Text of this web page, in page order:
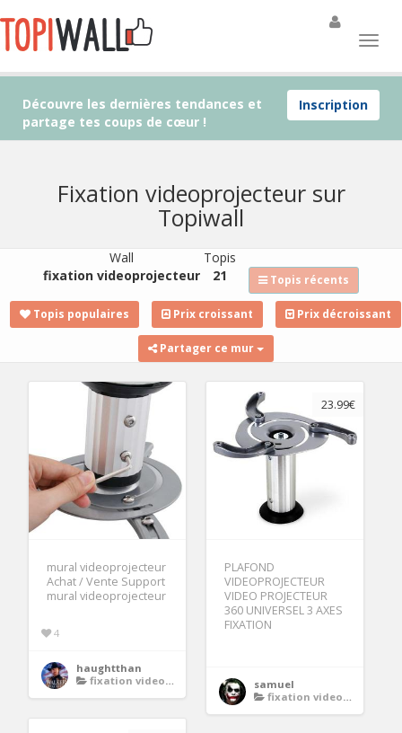
Inscription
Découvre les dernières tendances et
partage tes coups de cœur !
Fixation videoprojecteur sur
Topiwall
Wall
fixation videoprojecteur
Topis
21
Topis récents
Topis populaires Prix croissant Prix décroissant
Partager ce mur
mural videoprojecteur
Achat / Vente Support
mural videoprojecteur
4
haughtthan
fixation videoprojecteur
23.99€
PLAFOND
VIDEOPROJECTEUR
VIDEO PROJECTEUR
360 UNIVERSEL 3 AXES
FIXATION
samuel
fixation videoprojecteur